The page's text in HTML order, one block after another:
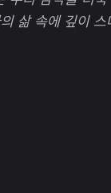
삶 속에 깊이 스